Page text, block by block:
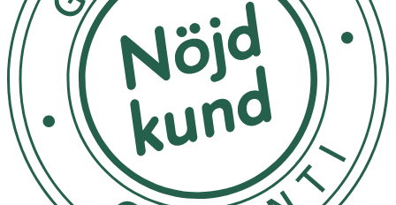
- Låt balsamet verka i minst två minuter för att låta
ingredienserna tränga in verka.
- Avsluta med att skölja håret grundligt med varmt vatten
för att ta bort allt balsam.
- Förvaras svalt och mörkt. Bör inte exponeras för direkt
solljus.
Innehåll